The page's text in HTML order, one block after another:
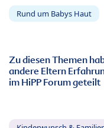
Rund um Babys Haut
Zu diesen Themen
andere Eltern
im HiPP Forum geteilt